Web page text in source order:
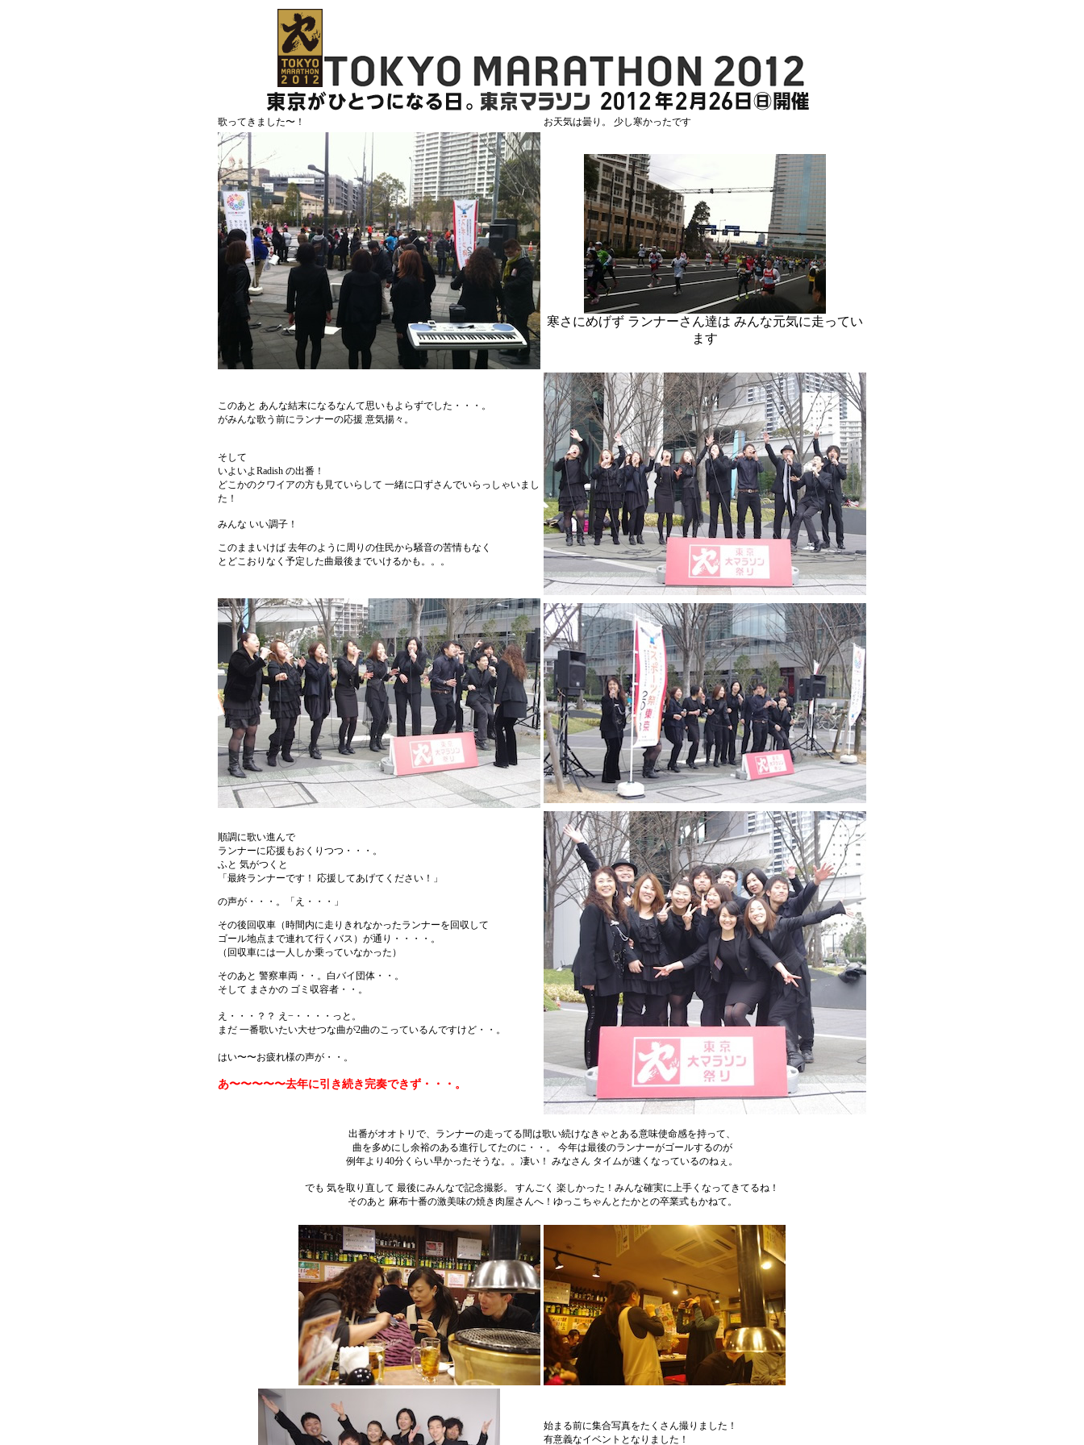
歌ってきました〜！ お天気は曇り。 少し寒かったです
寒さにめげず ランナーさん達は みんな元気に走ってい
ます
このあと あんな結末になるなんて思いもよらずでした・・・。
がみんな歌う前にランナーの応援 意気揚々。
そして
いよいよRadish の出番！
どこかのクワイアの方も見ていらして 一緒に口ずさんでいらっしゃいまし
た！
みんな いい調子！
このままいけば 去年のように周りの住民から騒音の苦情もなく
とどこおりなく予定した曲最後までいけるかも。。。
順調に歌い進んで
ランナーに応援もおくりつつ・・・。
ふと 気がつくと
「最終ランナーです！ 応援してあげてください！」
の声が・・・。「え・・・」
その後回収車（時間内に走りきれなかったランナーを回収して
ゴール地点まで連れて行くバス）が通り・・・・。
（回収車には一人しか乗っていなかった）
そのあと 警察車両・・。白バイ団体・・。
そして まさかの ゴミ収容者・・。
え・・・？？ え−・・・・っと。
まだ 一番歌いたい大せつな曲が2曲のこっているんですけど・・。
はい〜〜お疲れ様の声が・・。
あ〜〜〜〜〜去年に引き続き完奏できず・・・。
出番がオオトリで、ランナーの走ってる間は歌い続けなきゃとある意味使命感を持って、
曲を多めにし余裕のある進行してたのに・・。 今年は最後のランナーがゴールするのが
例年より40分くらい早かったそうな。。凄い！ みなさん タイムが速くなっているのねぇ。
でも 気を取り直して 最後にみんなで記念撮影。 すんごく 楽しかった！みんな確実に上手くなってきてるね！
そのあと 麻布十番の激美味の焼き肉屋さんへ！ゆっこちゃんとたかとの卒業式もかねて。
始まる前に集合写真をたくさん撮りました！
有意義なイベントとなりました！